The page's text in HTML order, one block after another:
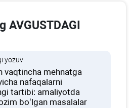
AVGUSTDAGI
yozuv
vaqtincha mehnatga
nafaqalarni
tartibi: amaliyotda
boʻlgan masalalar